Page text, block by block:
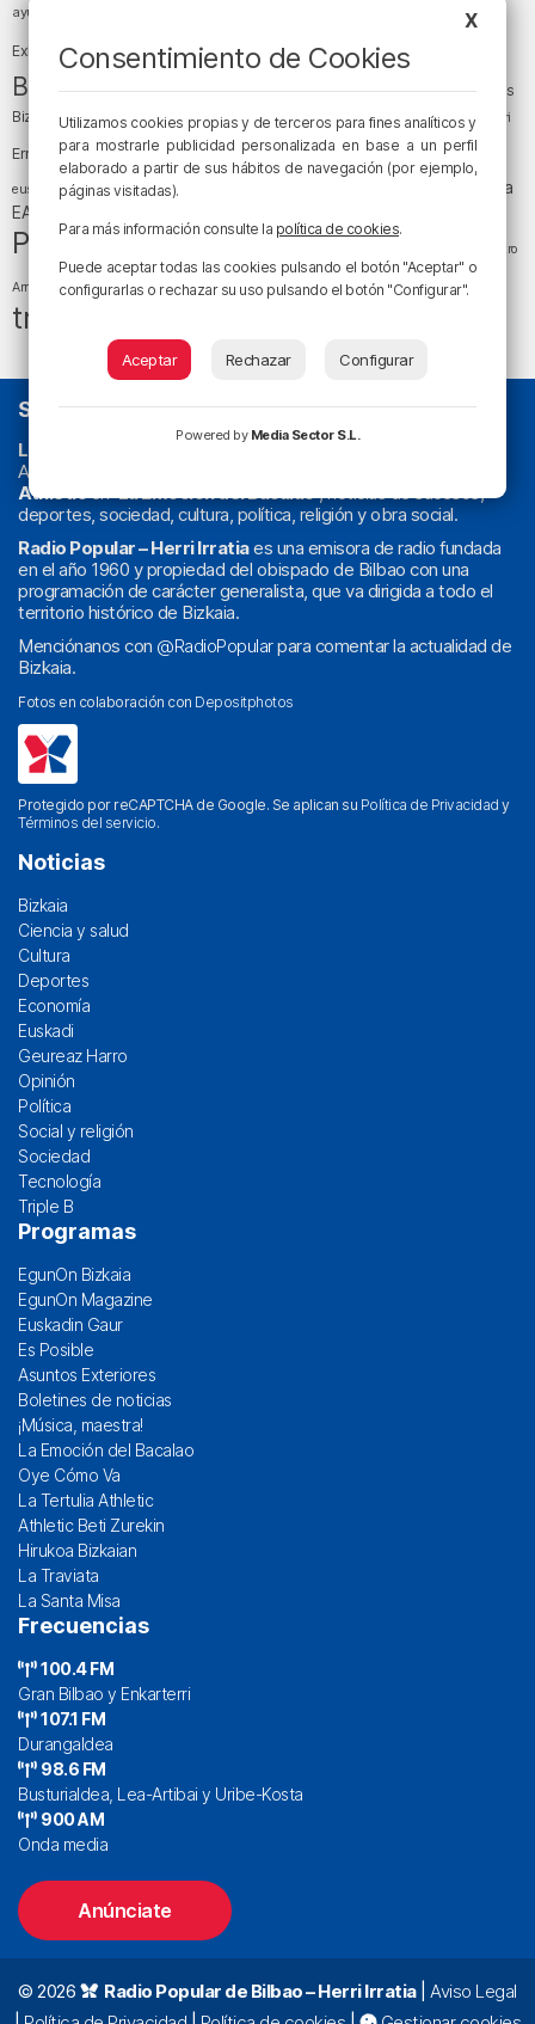
ayuntamiento de Bilbao BEC (Bilbao
Exhibition Center) BilbaoBilbao Basket Bizkaia
Bizkaia y sus comarcas Copa del Rey cultura Cáritas
Bizkaia
Deusto Diócesis de Bilbao Egunon Bizkaia el tiempo Enkarterri
Ernesto Valverde Ertzaintza Euskadi (País Vasco)
euskera fiestas fútbol LaLiga
LaLiga
EA Sports
Política sociedadsucesos Teatro
Arriaga tiempotiempo atmosféricotráfico
tráfico en Bizkaia
SOBRE NOSOTROS
La radio sin cadenas
. Desde 1960 haciendo radio en Bilbao.
Actualidad y
Athletic
deportes, sociedad, cultura, política, religión y obra social.
Radio Popular – Herri Irratiaes una emisora de radio fundada
en el año 1960 y propiedad del obispado de Bilbao con una
programación de carácter generalista, que va dirigida a todo el
territorio histórico de Bizkaia.
Menciónanos con @RadioPopularpara comentar la actualidad de
Bizkaia.
Fotos en colaboración con Depositphotos
Protegido por reCAPTCHA de Google. Se aplican su Política de Privacidad y
Términos del servicio.
Noticias
Bizkaia
Ciencia y salud
Cultura
Deportes
Economía
Euskadi
Geureaz Harro
Opinión
Política
Social y religión
Sociedad
Tecnología
Triple B
Programas
EgunOn Bizkaia
EgunOn Magazine
Euskadin Gaur
Es Posible
Asuntos Exteriores
Boletines de noticias
¡Música, maestra!
La Emoción del Bacalao
Oye Cómo Va
La Tertulia Athletic
Athletic Beti Zurekin
Hirukoa Bizkaian
La Traviata
La Santa Misa
Frecuencias
100.4 FM
Gran Bilbao y Enkarterri
107.1 FM
Durangaldea
98.6 FM
Busturialdea, Lea-Artibai y Uribe-Kosta
900 AM
Onda media
Anúnciate
© 2026 Radio Popular de Bilbao – Herri Irratia| Aviso Legal
X
Consentimiento de Cookies
Utilizamos cookies propias y de terceros para fines analíticos y
para mostrarle publicidad personalizada en base a un perfil
elaborado a partir de sus hábitos de navegación (por ejemplo,
páginas visitadas).
Para más información consulte la política de cookies.
Puede aceptar todas las cookies pulsando el botón "Aceptar" o
configurarlas o rechazar su uso pulsando el botón "Configurar".
Aceptar Rechazar Configurar
Powered by Media Sector S.L.